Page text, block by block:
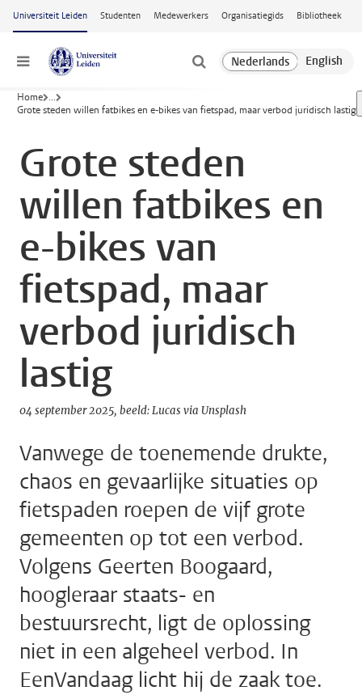
Ga naar hoofdinhoud
Universiteit Leiden Studenten Medewerkers Organisatiegids Bibliotheek
Menu
Home ...
Grote steden willen fatbikes en e-bikes van fietspad, maar verbod juridisch lastig
Grote steden
willen fatbikes en
e-bikes van
fietspad, maar
verbod juridisch
lastig
04 september 2025 beeld: Lucas via Unsplash
Vanwege de toenemende drukte,
chaos en gevaarlijke situaties op
fietspaden roepen de vijf grote
gemeenten op tot een verbod.
Volgens Geerten Boogaard,
hoogleraar staats- en
bestuursrecht, ligt de oplossing
niet in een algeheel verbod. In
EenVandaag licht hij de zaak toe.